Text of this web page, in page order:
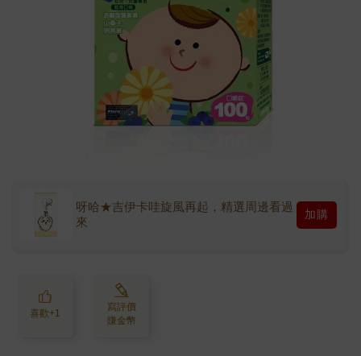
呀哈★吉伊卡哇旋風再起，精選周邊看過
來
加購
喜歡+1
寫評價
賺金幣